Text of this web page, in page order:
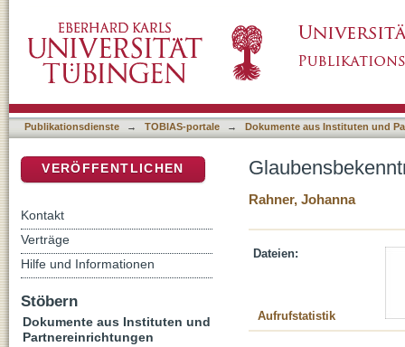
Publikationsdienste → TOBIAS-portale → Dokumente aus Instituten und
Rahner, Johanna
Dateien:
Aufrufstatistik
VERÖFFENTLICHEN
Kontakt
Verträge
Hilfe und Informationen
Stöbern
Dokumente aus Instituten und
Partnereinrichtungen